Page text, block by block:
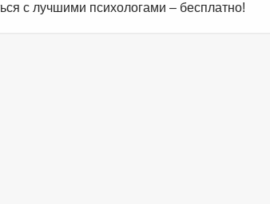
с лучшими психологами – бесплатно!